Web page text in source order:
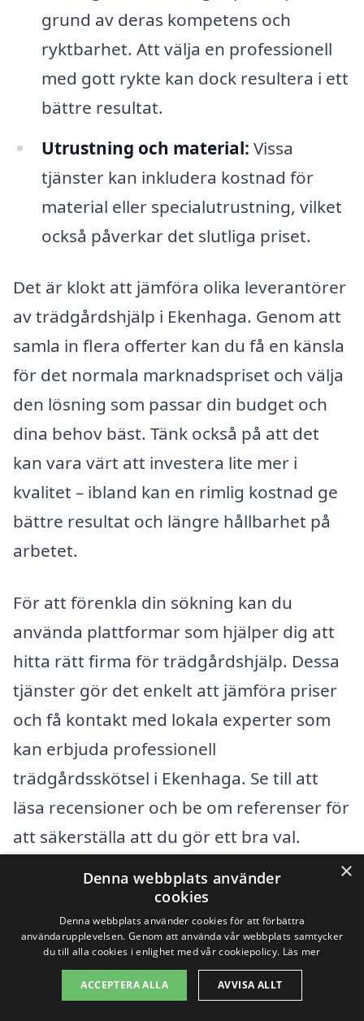
grund av deras kompetens och
ryktbarhet. Att välja en professionell
med gott rykte kan dock resultera i ett
bättre resultat.
Utrustning och material: Vissa
tjänster kan inkludera kostnad för
material eller specialutrustning, vilket
också påverkar det slutliga priset.
Det är klokt att jämföra olika leverantörer
av trädgårdshjälp i Ekenhaga. Genom att
samla in flera offerter kan du få en känsla
för det normala marknadspriset och välja
den lösning som passar din budget och
dina behov bäst. Tänk också på att det
kan vara värt att investera lite mer i
kvalitet – ibland kan en rimlig kostnad ge
bättre resultat och längre hållbarhet på
arbetet.
För att förenkla din sökning kan du
använda plattformar som hjälper dig att
hitta rätt firma för trädgårdshjälp. Dessa
tjänster gör det enkelt att jämföra priser
och få kontakt med lokala experter som
kan erbjuda professionell
trädgårdsskötsel i Ekenhaga. Se till att
läsa recensioner och be om referenser för
att säkerställa att du gör ett bra val.
Få 3 erbjudanden, gratis och utan
förpliktelser
×
Denna webbplats använder
cookies
Denna webbplats använder cookies för att förbättra
användarupplevelsen. Genom att använda vår webbplats samtycker
du till alla cookies i enlighet med vår cookiepolicy. Läs mer
ACCEPTERA ALLA AVVISA ALLT